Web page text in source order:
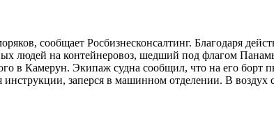
сообщает Росбизнесконсалтинг. Благодаря
людей на контейнеровоз, шедший под флагом
в Камерун. Экипаж судна сообщил, что на его
заперся в машинном отделении. В воздух